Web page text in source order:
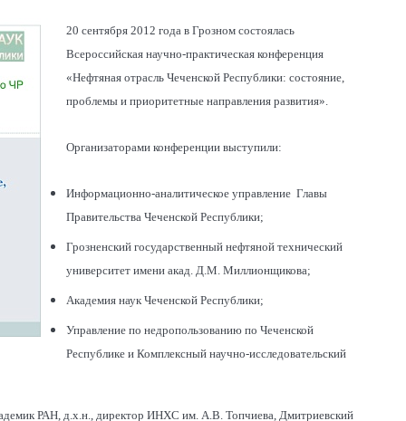
20 сентября 2012 года в Грозном состоялась
Всероссийская научно-практическая конференция
«Нефтяная отрасль Чеченской Республики: состояние,
проблемы и приоритетные направления развития».
Организаторами конференции выступили:
Информационно-аналитическое управление Главы
Правительства Чеченской Республики;
Грозненский государственный нефтяной технический
университет имени акад. Д.М. Миллионщикова;
Академия наук Чеченской Республики;
Управление по недропользованию по Чеченской
Республике и Комплексный научно-исследовательский
РАН, д.х.н., директор ИНХС им. А.В. Топчиева, Дмитриевский